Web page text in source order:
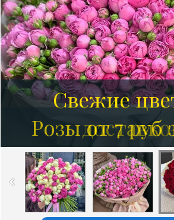
Свежие
Розы от 7 руб